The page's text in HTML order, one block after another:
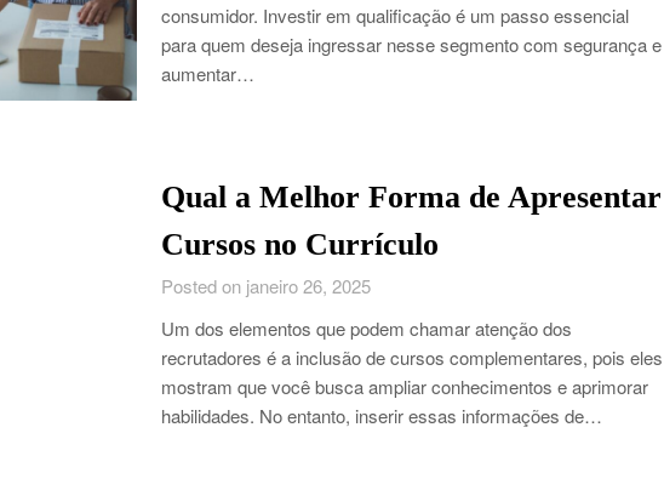
consumidor. Investir em qualificação é um passo essencial
para quem deseja ingressar nesse segmento com segurança e
aumentar…
Qual a Melhor Forma de Apresentar
Cursos no Currículo
Posted on janeiro 26, 2025
Um dos elementos que podem chamar atenção dos
recrutadores é a inclusão de cursos complementares, pois eles
mostram que você busca ampliar conhecimentos e aprimorar
habilidades. No entanto, inserir essas informações de…